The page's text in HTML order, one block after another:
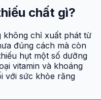
chất gì?
không chỉ xuất phát từ
đúng cách mà còn
hụt một số dưỡng
vitamin và khoáng
với sức khỏe răng